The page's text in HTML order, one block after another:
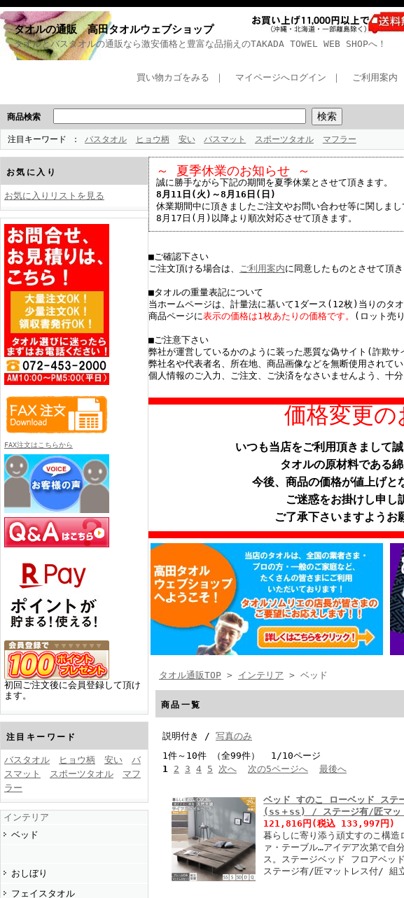
タオルの通販 高田タオルウェブショップ
タオルとバスタオルの通販なら激安価格と豊富な品揃えのTAKADA TOWEL WEB SHOPへ！
買い物カゴをみる ｜ マイページへログイン ｜ ご利用案内
商品検索
注目キーワード バスタオル ヒョウ柄 安い バスマット スポーツタオル マフラー
お気に入り
お気に入りリストを見る
FAX注文はこちらから
初回ご注文後に会員登録して頂け
ます。
注目キーワード
バスタオル ヒョウ柄 安い
バ
スマット
スポーツタオル
マフ
ラー
インテリア
ベッド
おしぼり
フェイスタオル
～ 夏季休業のお知らせ ～
誠に勝手ながら下記の期間を夏季休業とさせて頂きます。
8月11日(火)～8月16日(日)
休業期間中に頂きましたご注文やお問い合わせ等に関しまし
8月17日(月)以降より順次対応させて頂きます。
■ご確認下さい
ご注文頂ける場合は、 ご利用案内に同意したものとさせて頂
■タオルの重量表記について
当ホームページは、計量法に基いて1ダース(12枚)当りのタオ
商品ページに表示の価格は1枚あたりの価格です。 (ロット売
■ご注意下さい
弊社が運営しているかのように装った悪質な偽サイト(詐欺サ
弊社名や代表者名、所在地、商品画像などを無断使用されて
個人情報のご入力、ご注文、ご決済をなさいませんよう、十分
価格変更の
いつも当店をご利用頂きまして
タオルの原材料である綿
今後、商品の価格が値上げと
ご迷惑をお掛けし申し
ご了承下さいますようお
タオル通販TOP > インテリア > ベッド
商品一覧
説明付き / 写真のみ
1件～10件 （全99件） 1/10ページ
1
2 3 4 5 次へ 次の5ページへ 最後へ
ベッド すのこ ローベッド ステ
(ss＋ss) / ステージ有/匠マッ
121,816円 (税込 133,997円)
暮らしに寄り添う頑丈すのこ構
ァ・テーブル…アイデア次第で自
ス。ステージベッド フロアベ
ステージ有/匠マットレス付/ 組